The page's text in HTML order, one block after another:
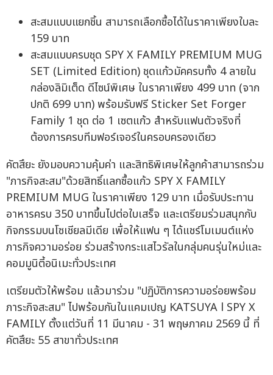
สะสมแบบแยกชิ้น สามารถเลือกซื้อได้ในราคาเพียงใบละ
159 บาท
สะสมแบบครบชุด SPY X FAMILY PREMIUM MUG
SET (Limited Edition) ชุดแก้วมัคครบทั้ง 4 ลายใน
กล่องลิมิเต็ด ดีไซน์พิเศษ ในราคาเพียง 499 บาท (จาก
ปกติ 699 บาท) พร้อมรับฟรี Sticker Set Forger
Family 1 ชุด ต่อ 1 เซตแก้ว สำหรับแฟนตัวจริงที่
ต้องการครบทีมฟอร์เจอร์ในครอบครองเดียว
คัตสึยะ ยังมอบความคุ้มค่า และสิทธิพิเศษให้ลูกค้าสามารถร่วม
"ภารกิจสะสม"ด้วยสิทธิ์แลกซื้อแก้ว SPY X FAMILY
PREMIUM MUG ในราคาเพียง 129 บาท เมื่อรับประทาน
อาหารครบ 350 บาทขึ้นไปต่อใบเสร็จ และเตรียมร่วมสนุกกับ
กิจกรรมบนโซเชียลมีเดีย เพื่อให้แฟน ๆ ได้แชร์โมเมนต์แห่ง
ภารกิจความอร่อย ร่วมสร้างกระแสไวรัลในกลุ่มคนรุ่นใหม่และ
คอมมูนิตี้อนิเมะทั่วประเทศ
เตรียมตัวให้พร้อม แล้วมาร่วม "ปฏิบัติการความอร่อยพร้อม
ภาระกิจสะสม" ไปพร้อมกันในแคมเปญ KATSUYA l SPY X
FAMILY ตั้งแต่วันที่ 11 มีนาคม - 31 พฤษภาคม 2569 นี้ ที่
คัตสึยะ 55 สาขาทั่วประเทศ